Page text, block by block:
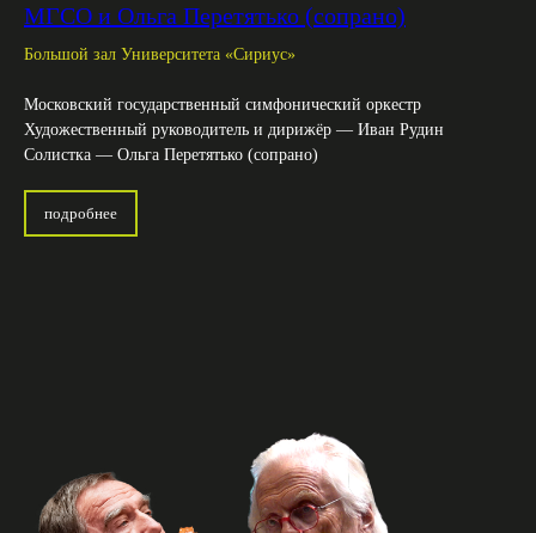
МГСО и Ольга Перетятько (сопрано)
Большой зал Университета «Сириус»
Московский государственный симфонический оркестр
Художественный руководитель и дирижёр — Иван Рудин
Солистка — Ольга Перетятько (сопрано)
подробнее